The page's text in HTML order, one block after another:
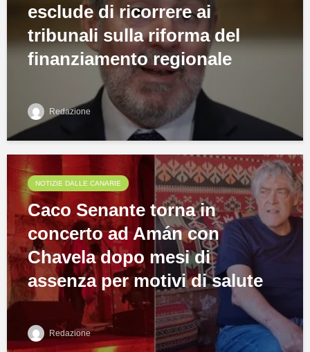
esclude di ricorrere ai
tribunali sulla riforma del
finanziamento regionale
Redazione
NOTIZIE DALLE CANARIE
Caco Senante torna in
concerto ad Amán con
Chavela dopo mesi di
assenza per motivi di salute
Redazione